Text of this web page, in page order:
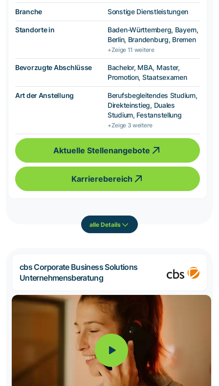
Branche Sonstige Dienstleistungen
Standorte in
Baden-Württemberg, Bayern,
Berlin, Brandenburg, Bremen
+Zeige 11 weitere
Bevorzugte Abschlüsse
Bachelor, MBA, Master,
Promotion, Staatsexamen
Art der Anstellung
Berufsbegleitendes Studium,
Direkteinstieg, Duales
Studium, Festanstellung
+Zeige 3 weitere
Aktuelle Stellenangebote
Karrierebereich
alle Details
cbs Corporate Business Solutions
Unternehmensberatung